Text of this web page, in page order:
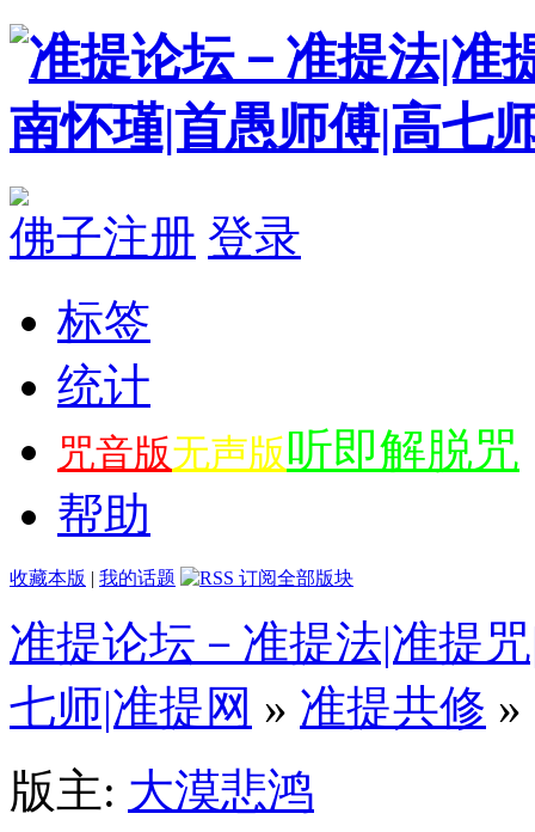
佛子注册 登录
标签
统计
咒音版无声版听即解脱咒
帮助
收藏本版 | 我的话题
准提论坛－准提法|准提
七师|准提网 » 准提共修 »
版主: 大漠悲鸿